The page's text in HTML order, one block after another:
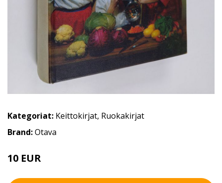
Kategoriat: Keittokirjat, Ruokakirjat
Brand:Otava
10 EUR